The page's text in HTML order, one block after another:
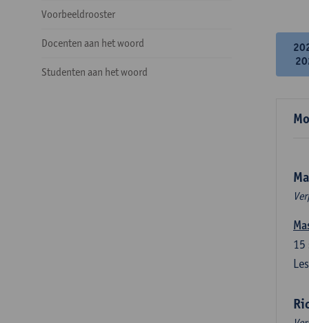
Voorbeeldrooster
Docenten aan het woord
Studenten aan het woord
15